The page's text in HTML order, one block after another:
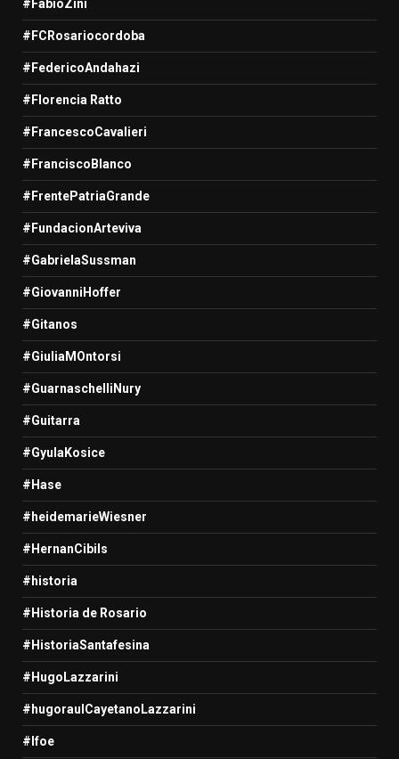
#FabioZini
#FCRosariocordoba
#FedericoAndahazi
#Florencia Ratto
#FrancescoCavalieri
#FranciscoBlanco
#FrentePatriaGrande
#FundacionArteviva
#GabrielaSussman
#GiovanniHoffer
#Gitanos
#GiuliaMOntorsi
#GuarnaschelliNury
#Guitarra
#GyulaKosice
#Hase
#heidemarieWiesner
#HernanCibils
#historia
#Historia de Rosario
#HistoriaSantafesina
#HugoLazzarini
#hugoraulCayetanoLazzarini
#Ifoe